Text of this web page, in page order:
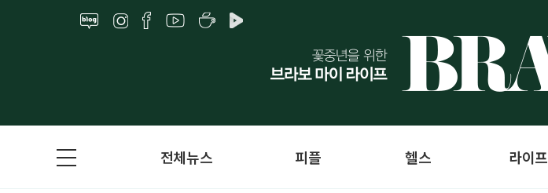
전체뉴스 피플 헬스 라이프